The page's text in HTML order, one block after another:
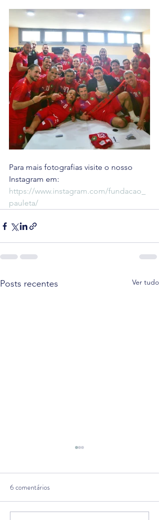
Para mais fotografias visite o nosso
Instagram em:
https://www.instagram.com/fundacao_
pauleta/
Posts recentes Ver tudo
6 comentários